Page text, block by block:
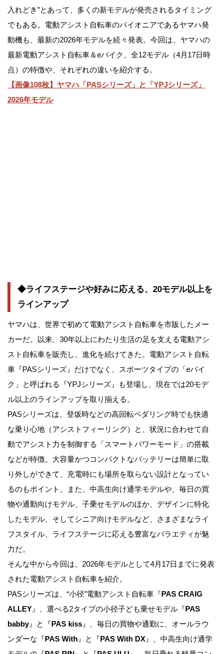
入れどき”とあって、多くの新モデルが発売されるタイミング
でもある。電動アシスト自転車のパイオニアであるヤマハ発
動機も、最新の2026年モデルを続々発表。今回は、ヤマハの
最新電動アシスト自転車＆eバイク、全12モデル（4月17日時
点）の特徴や、それぞれの違いを紹介する。
【画像108枚】ヤマハ「PASシリーズ」と「YPJシリーズ」
2026年モデル
◆ライフステージや好みに応える、20モデル以上を
ラインアップ
ヤマハは、世界で初めて電動アシスト自転車を市販したメー
カーだ。以来、30年以上にわたり生活の足を支える電動アシ
スト自転車を販売し、進化を続けてきた。電動アシスト自転
車『PASシリーズ』だけでなく、スポーツタイプの「eバイ
ク」と呼ばれる『YPJシリーズ』も登場し、現在では20モデ
ル以上のラインアップを取り揃える。
PASシリーズは、登坂時などの高回転ペダリング時でも快適
な乗り心地（アシストフィーリング）と、状況に合わせて自
動でアシスト力を制御する「スマートパワーモード」の搭載
などが特徴。大容量かつコンパクトなバッテリーは簡単に取
り外しができて、充電時にも場所を取らない設計となってい
るのもポイント。また、中高生向け通学モデルや、毎日の買
物や通勤向けモデル、子乗せモデルのほか、デザインに特化
したモデル、そしてシニア向けモデルなど、さまざまなライ
フスタイル、ライフステージに応える豊富なバラエティが魅
力だ。
そんな中から今回は、2026年モデルとして4月17日までに発表
された電動アシスト自転車を紹介。
PASシリーズは、“小径”電動アシスト自転車『PAS CRAIG
ALLEY 』、選べる2タイプの小径子ども乗せモデル『PAS
babby』と『PAS kiss 』、毎日の買物や通勤に、オールラウ
ンダーな『PAS With 』と『PAS With DX 』、中高生向け通学